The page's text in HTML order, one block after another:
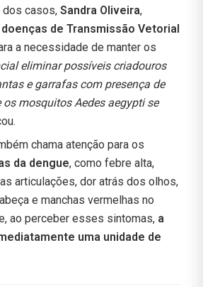
dos casos, Sandra Oliveira,
de Transmissão Vetorial
a necessidade de manter os
eliminar possíveis criadouros
e garrafas com presença de
os mosquitos Aedes aegypti se
chama atenção para os
da dengue, como febre alta,
articulações, dor atrás dos olhos,
e manchas vermelhas no
ao perceber esses sintomas, a
uma unidade de